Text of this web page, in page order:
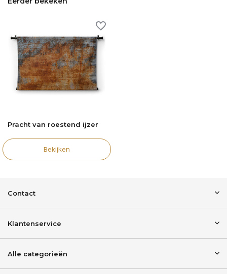
Pracht van roestend ijzer
Bekijken
Contact
Klantenservice
Alle categorieën